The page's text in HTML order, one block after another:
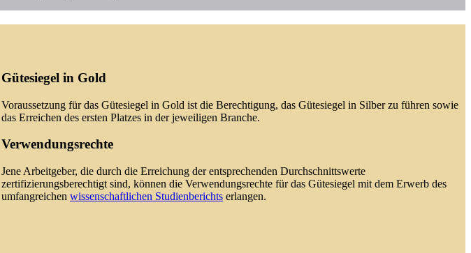
Gütesiegel in Gold
Voraussetzung für das Gütesiegel in Gold ist die Berechtigung, das Gütesiegel in Silber zu führen sowie
das Erreichen des ersten Platzes in der jeweiligen Branche.
Verwendungsrechte
Jene Arbeitgeber, die durch die Erreichung der entsprechenden Durchschnittswerte
zertifizierungsberechtigt sind, können die Verwendungsrechte für das Gütesiegel mit dem Erwerb des
umfangreichen wissenschaftlichen Studienberichts erlangen.